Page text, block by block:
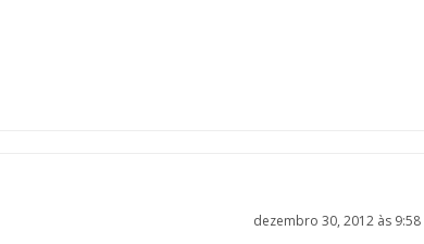
dezembro 30, 2012 às 9:58